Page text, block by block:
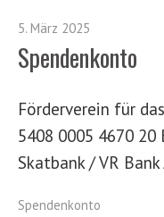
5. März 2025
Spendenkonto
Förderverein für das
5408 0005 4670 20
Skatbank / VR
Spendenkonto